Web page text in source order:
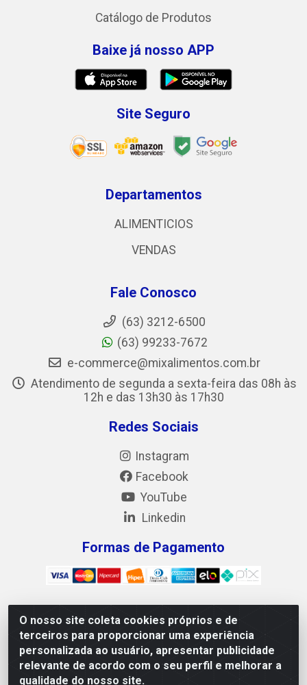
O nosso site coleta cookies próprios e de
terceiros para proporcionar uma experiência
personalizada ao usuário, apresentar publicidade
relevante de acordo com o seu perfil e melhorar a
qualidade do nosso site.
Catálogo de Produtos
Baixe já nosso APP
Site Seguro
Departamentos
ALIMENTICIOS
VENDAS
Fale Conosco
(63) 3212-6500
(63) 99233-7672
e-commerce@mixalimentos.com.br
Atendimento de segunda a sexta-feira das 08h às
12h e das 13h30 às 17h30
Redes Sociais
Instagram
Facebook
YouTube
Linkedin
Formas de Pagamento
Mix Alimentos LTDA - Quadra Asr Ne 55 (412 Norte), Alameda
02, S/N - Plano Diretor Norte, Palmas/TO - CEP 77.006-540 -
CNPJ 05.922.500/0001-02